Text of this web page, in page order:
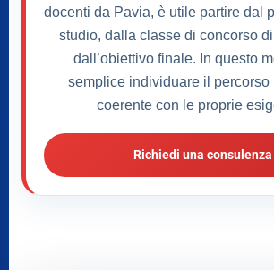
docenti da Pavia, è utile partire dal
studio, dalla classe di concorso
dall’obiettivo finale. In questo
semplice individuare il percorso
coerente con le proprie
Richiedi una consulenza